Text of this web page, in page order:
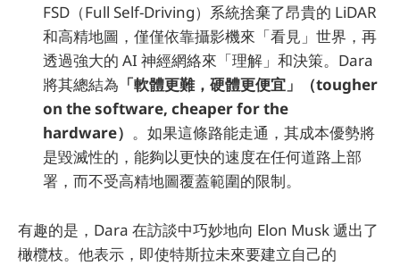
FSD（Full Self-Driving）系統捨棄了昂貴的 LiDAR
和高精地圖，僅僅依靠攝影機來「看見」世界，再
透過強大的 AI 神經網絡來「理解」和決策。Dara
將其總結為 「軟體更難，硬體更便宜」（tougher
on the software, cheaper for the
hardware） 。如果這條路能走通，其成本優勢將
是毀滅性的，能夠以更快的速度在任何道路上部
署，而不受高精地圖覆蓋範圍的限制。
有趣的是，Dara 在訪談中巧妙地向 Elon Musk 遞出了
橄欖枝。他表示，即使特斯拉未來要建立自己的